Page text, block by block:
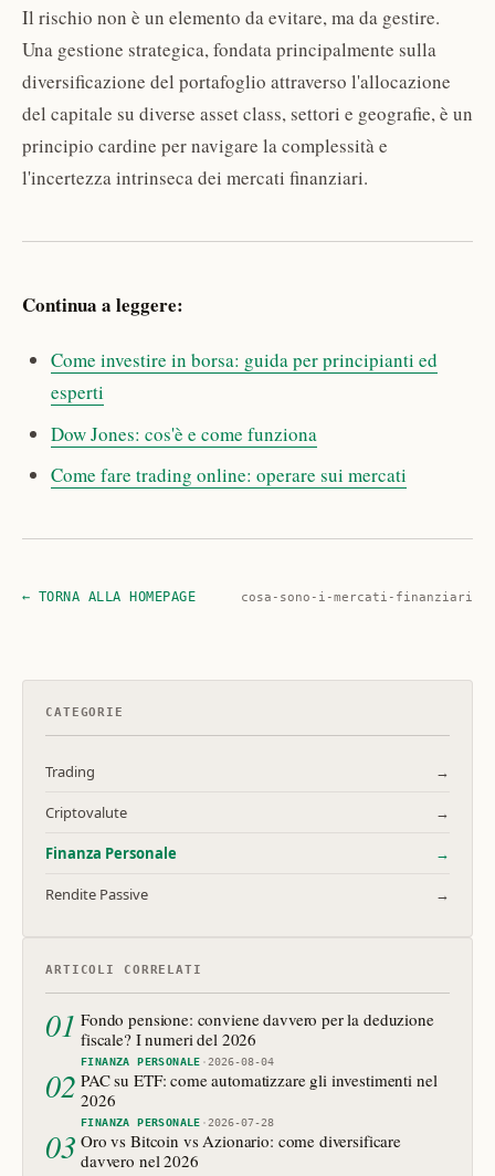
Il rischio non è un elemento da evitare, ma da gestire.
Una gestione strategica, fondata principalmente sulla
diversificazione del portafoglio attraverso l'allocazione
del capitale su diverse asset class, settori e geografie, è un
principio cardine per navigare la complessità e
l'incertezza intrinseca dei mercati finanziari.
Continua a leggere:
Come investire in borsa: guida per principianti ed
esperti
Dow Jones: cos'è e come funziona
Come fare trading online: operare sui mercati
← TORNA ALLA HOMEPAGE cosa-sono-i-mercati-finanziari
CATEGORIE
Trading →
Criptovalute →
Finanza Personale →
Rendite Passive →
ARTICOLI CORRELATI
01 Fondo pensione: conviene davvero per la deduzione
fiscale? I numeri del 2026
FINANZA PERSONALE ·2026-08-04
02 PAC su ETF: come automatizzare gli investimenti nel
2026
FINANZA PERSONALE ·2026-07-28
03 Oro vs Bitcoin vs Azionario: come diversificare
davvero nel 2026